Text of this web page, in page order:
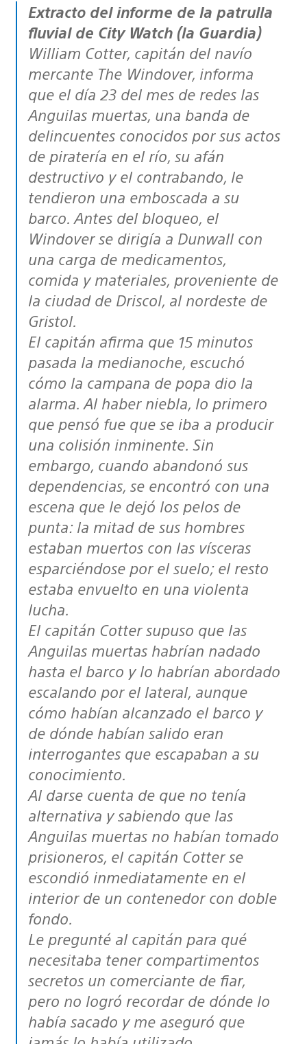
Extracto del informe de la patrulla
fluvial de City Watch (la Guardia)
William Cotter, capitán del navío
mercante The Windover, informa
que el día 23 del mes de redes las
Anguilas muertas, una banda de
delincuentes conocidos por sus actos
de piratería en el río, su afán
destructivo y el contrabando, le
tendieron una emboscada a su
barco. Antes del bloqueo, el
Windover se dirigía a Dunwall con
una carga de medicamentos,
comida y materiales, proveniente de
la ciudad de Driscol, al nordeste de
Gristol.
El capitán afirma que 15 minutos
pasada la medianoche, escuchó
cómo la campana de popa dio la
alarma. Al haber niebla, lo primero
que pensó fue que se iba a producir
una colisión inminente. Sin
embargo, cuando abandonó sus
dependencias, se encontró con una
escena que le dejó los pelos de
punta: la mitad de sus hombres
estaban muertos con las vísceras
esparciéndose por el suelo; el resto
estaba envuelto en una violenta
lucha.
El capitán Cotter supuso que las
Anguilas muertas habrían nadado
hasta el barco y lo habrían abordado
escalando por el lateral, aunque
cómo habían alcanzado el barco y
de dónde habían salido eran
interrogantes que escapaban a su
conocimiento.
Al darse cuenta de que no tenía
alternativa y sabiendo que las
Anguilas muertas no habían tomado
prisioneros, el capitán Cotter se
escondió inmediatamente en el
interior de un contenedor con doble
fondo.
Le pregunté al capitán para qué
necesitaba tener compartimentos
secretos un comerciante de fiar,
pero no logró recordar de dónde lo
había sacado y me aseguró que